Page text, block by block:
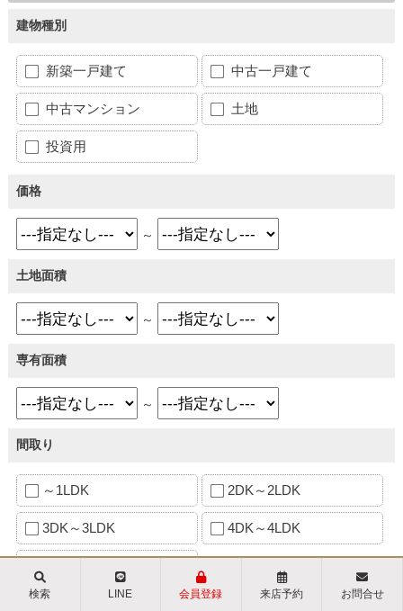
建物種別
新築一戸建て 中古一戸建て
中古マンション 土地
投資用
価格
～
土地面積
～
専有面積
～
間取り
～1LDK 2DK～2LDK
3DK～3LDK 4DK～4LDK
検索 LINE 会員登録 来店予約 お問合せ